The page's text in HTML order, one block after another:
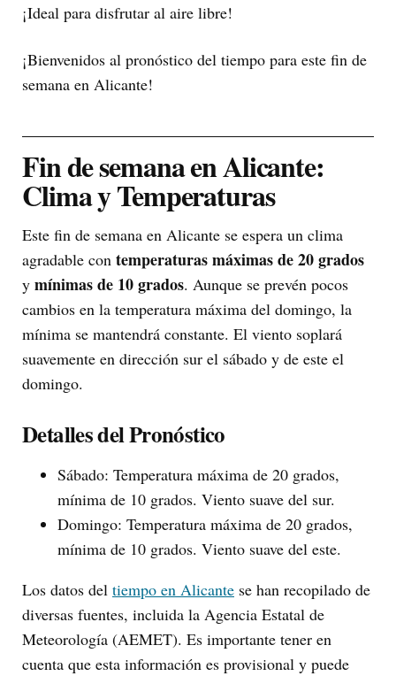
¡Ideal para disfrutar al aire libre!
¡Bienvenidos al pronóstico del tiempo para este fin de
semana en Alicante!
Fin de semana en Alicante:
Clima y Temperaturas
Este fin de semana en Alicante se espera un clima
agradable con temperaturas máximas de 20 grados
y mínimas de 10 grados. Aunque se prevén pocos
cambios en la temperatura máxima del domingo, la
mínima se mantendrá constante. El viento soplará
suavemente en dirección sur el sábado y de este el
domingo.
Detalles del Pronóstico
Sábado: Temperatura máxima de 20 grados,
mínima de 10 grados. Viento suave del sur.
Domingo: Temperatura máxima de 20 grados,
mínima de 10 grados. Viento suave del este.
Los datos del tiempo en Alicante se han recopilado de
diversas fuentes, incluida la Agencia Estatal de
Meteorología (AEMET). Es importante tener en
cuenta que esta información es provisional y puede